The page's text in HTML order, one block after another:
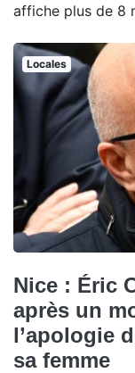
affiche plus de 8
Locales
Nice : Éric
après un
l’apologie
sa femme